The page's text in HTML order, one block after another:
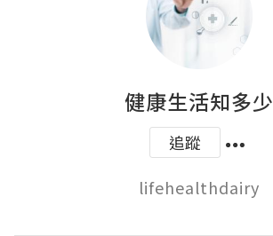
健康生活知多少
追蹤
lifehealthdairy